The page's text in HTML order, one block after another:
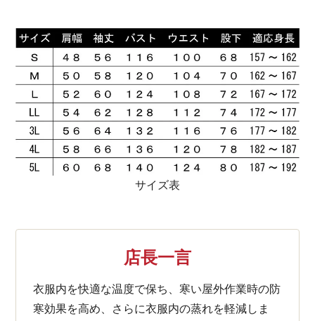
サイズ表
店長一言
衣服内を快適な温度で保ち、寒い屋外作業時の防
寒効果を高め、さらに衣服内の蒸れを軽減しま